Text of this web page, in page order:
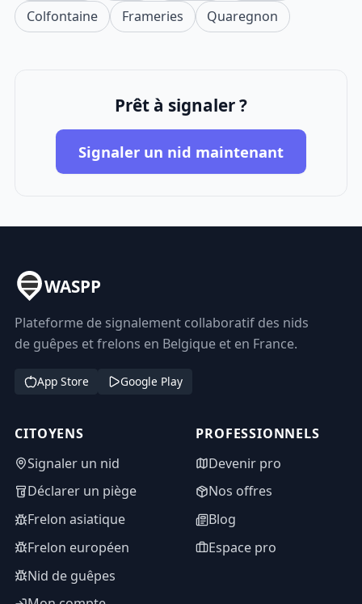
Colfontaine
Frameries Quaregnon
Prêt à signaler ?
Signaler un nid maintenant
WASPP
Plateforme de signalement collaboratif des nids
de guêpes et frelons en Belgique et en France.
App Store Google Play
CITOYENS
Signaler un nid
Déclarer un piège
Frelon asiatique
Frelon européen
Nid de guêpes
PROFESSIONNELS
Devenir pro
Nos offres
Blog
Espace pro